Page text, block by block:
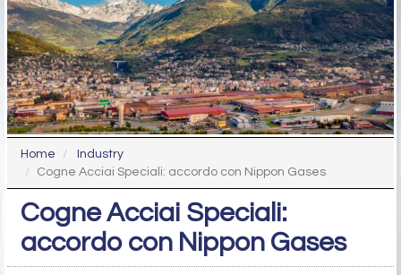
Home
Industry
Cogne Acciai Speciali: accordo con Nippon Gases
Cogne Acciai Speciali:
accordo con Nippon Gases